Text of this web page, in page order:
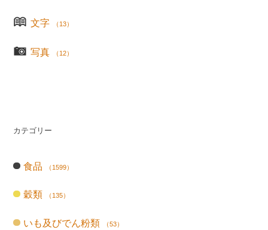
文字 （13）
写真 （12）
カテゴリー
食品 （1599）
穀類 （135）
いも及びでん粉類 （53）